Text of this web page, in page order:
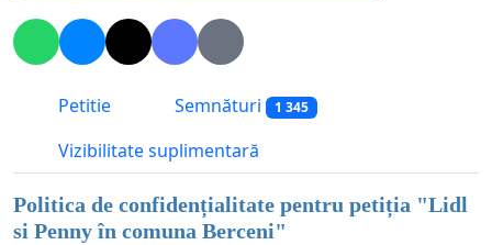
Petitie Semnături 1 345
Vizibilitate suplimentară
Politica de confidențialitate pentru petiția "Lidl
si Penny în comuna Berceni"